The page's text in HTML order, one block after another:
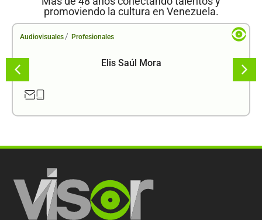
promoviendo la cultura en Venezuela.
Audiovisuales / Profesionales
Elis Saúl Mora